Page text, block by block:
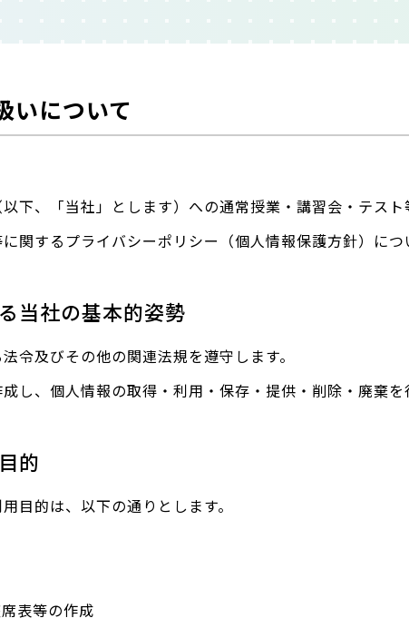
いについて
下、「当社」とします）への通常授業・講習会・テス
関するプライバシーポリシー（個人情報保護方針）につ
当社の基本的姿勢
令及びその他の関連法規を遵守します。
し、個人情報の取得・利用・保存・提供・削除・廃棄を
的
目的は、以下の通りとします。
表等の作成